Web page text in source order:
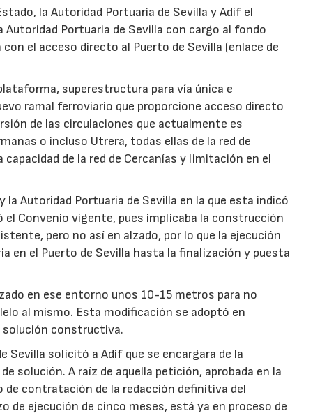
la Autoridad Portuaria de Sevilla y Adif el
Portuaria de Sevilla con cargo al fondo
el acceso directo al Puerto de Sevilla (enlace de
superestructura para vía única e
ramal ferroviario que proporcione acceso directo
de las circulaciones que actualmente es
o incluso Utrera, todas ellas de la red de
de la red de Cercanías y limitación en el
Autoridad Portuaria de Sevilla en la que esta indicó
el Convenio vigente, pues implicaba la construcción
pero no así en alzado, por lo que la ejecución
en el Puerto de Sevilla hasta la finalización y puesta
en ese entorno unos 10-15 metros para no
al mismo. Esta modificación se adoptó en
solución constructiva.
Sevilla solicitó a Adif que se encargara de la
solución. A raíz de aquella petición, aprobada en la
contratación de la redacción definitiva del
ejecución de cinco meses, está ya en proceso de